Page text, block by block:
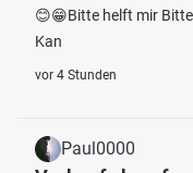
😊😁Bitte helft mir
Kan
vor 4 Stunden
Paul0000